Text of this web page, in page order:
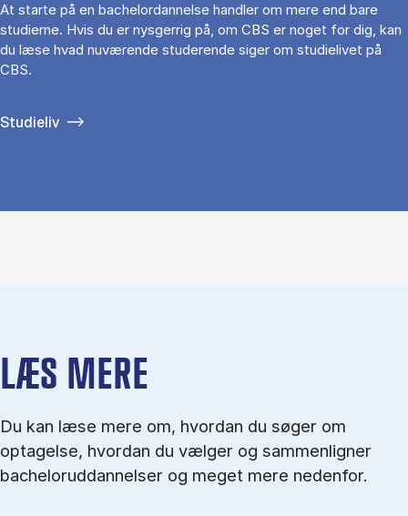
At starte på en bachelordannelse handler om mere end bare
studierne. Hvis du er nysgerrig på, om CBS er noget for dig, kan
du læse hvad nuværende studerende siger om studielivet på
CBS.
Studieliv
LÆS MERE
Du kan læse mere om, hvordan du søger om
optagelse, hvordan du vælger og sammenligner
bacheloruddannelser og meget mere nedenfor.